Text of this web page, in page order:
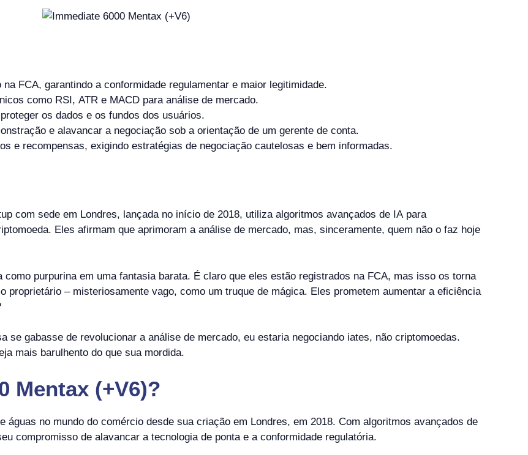
FCA, garantindo a conformidade regulamentar e maior legitimidade.
como RSI, ATR e MACD para análise de mercado.
os dados e os fundos dos usuários.
e alavancar a negociação sob a orientação de um gerente de conta.
e recompensas, exigindo estratégias de negociação cautelosas e bem informadas.
com sede em Londres, lançada no início de 2018, utiliza algoritmos avançados de IA para
Eles afirmam que aprimoram a análise de mercado, mas, sinceramente, quem não o faz hoje
purpurina em uma fantasia barata. É claro que eles estão registrados na FCA, mas isso os torna
proprietário – misteriosamente vago, como um truque de mágica. Eles prometem aumentar a eficiência
se gabasse de revolucionar a análise de mercado, eu estaria negociando iates, não criptomoedas.
mais barulhento do que sua mordida.
Mentax (+V6)?
no mundo do comércio desde sua criação em Londres, em 2018. Com algoritmos avançados de
compromisso de alavancar a tecnologia de ponta e a conformidade regulatória.